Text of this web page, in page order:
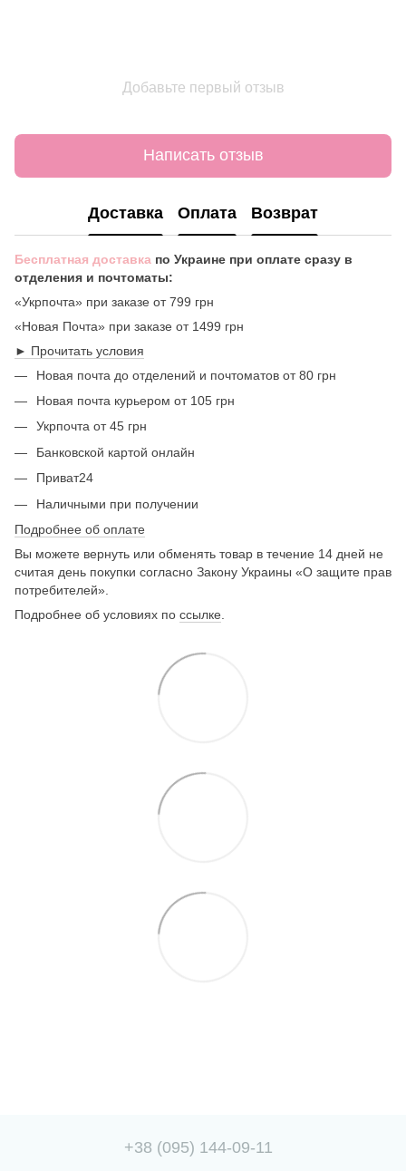
Добавьте первый отзыв
Написать отзыв
Доставка Оплата Возврат
Бесплатная доставка по Украине при оплате сразу в
отделения и почтоматы:
«Укрпочта» при заказе от 799 грн
«Новая Почта» при заказе от 1499 грн
► Прочитать условия
Новая почта до отделений и почтоматов от 80 грн
Новая почта курьером от 105 грн
Укрпочта от 45 грн
Банковской картой онлайн
Приват24
Наличными при получении
Подробнее об оплате
Вы можете вернуть или обменять товар в течение 14 дней не
считая день покупки согласно Закону Украины «О защите прав
потребителей».
Подробнее об условиях по ссылке
+38 (095) 144-09-11